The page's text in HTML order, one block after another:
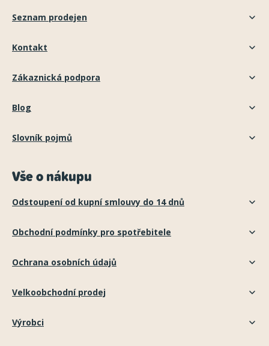
Seznam prodejen
Kontakt
Zákaznická podpora
Blog
Slovník pojmů
Vše o nákupu
Odstoupení od kupní smlouvy do 14 dnů
Obchodní podmínky pro spotřebitele
Ochrana osobních údajů
Velkoobchodní prodej
Výrobci